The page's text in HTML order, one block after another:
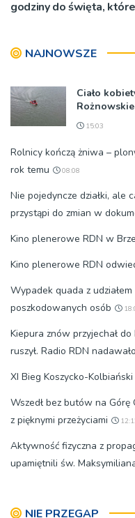
godziny do święta, które
NAJNOWSZE
Ciało
15:03
Rolnicy kończą żniwa –
rok temu
08:08
Nie pojedyncze działki, ale
przystąpi do zmian w
Kino plenerowe RDN w
Kino plenerowe RDN
Wypadek quada z udziałem
poszkodowanych osób
Kiepura znów przyjechał
ruszył. Radio RDN
XI Bieg Koszycko-
Wszedł bez butów na
z pięknymi przeżyciami
Aktywność fizyczna z
upamiętnili św.
NIE PRZEGAP